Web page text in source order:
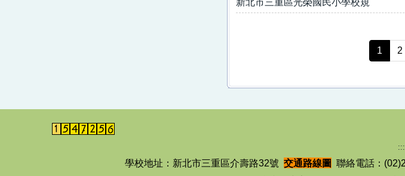
1 2
:::
學校地址：新北市三重區介壽路32號 交通路線圖 聯絡電話：